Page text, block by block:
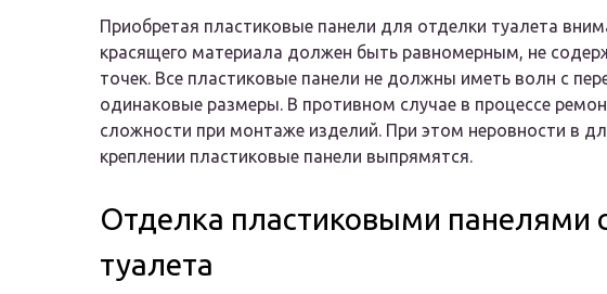
Приобретая пластиковые панели для отделки туалета
красящего материала должен быть равномерным, не
точек. Все пластиковые панели не должны иметь волн с
одинаковые размеры. В противном случае в процессе
сложности при монтаже изделий. При этом неровности в
креплении пластиковые панели выпрямятся.
Отделка пластиковыми панелями
туалета